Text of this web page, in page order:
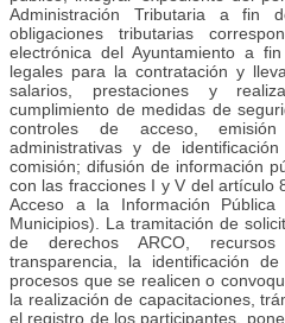
Administración Tributaria a fin
obligaciones tributarias
electrónica del Ayuntamiento a
legales para la contratación y
salarios, prestaciones y
cumplimiento de medidas de
controles de acceso,
administrativas y de
comisión; difusión de información
con las fracciones I y V del artículo
Acceso a la Información
Municipios). La tramitación de
de derechos ARCO,
transparencia, la identificación
procesos que se realicen o
la realización de capacitaciones,
el registro de los participantes,